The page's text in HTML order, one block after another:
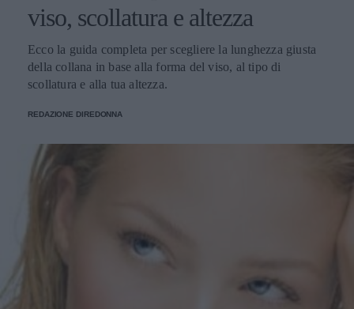
viso, scollatura e altezza
Ecco la guida completa per scegliere la lunghezza giusta
della collana in base alla forma del viso, al tipo di
scollatura e alla tua altezza.
REDAZIONE DIREDONNA